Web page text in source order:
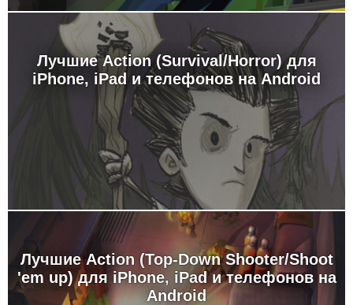
Лучшие Action (Survival/Horror) для
iPhone, iPad и телефонов на Android
Лучшие Action (Top-Down Shooter/Shoot
'em up) для iPhone, iPad и телефонов на
Android